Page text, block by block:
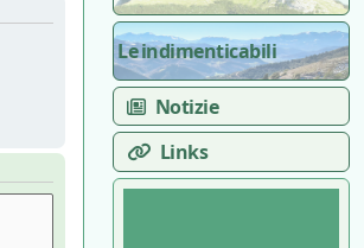
Le indimenticabili
Notizie
Links